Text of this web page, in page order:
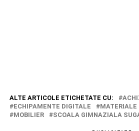
ALTE ARTICOLE ETICHETATE CU:
ECHIPAMENTE DIGITALE
MATERIALE
MOBILIER
SCOALA GIMNAZIALA